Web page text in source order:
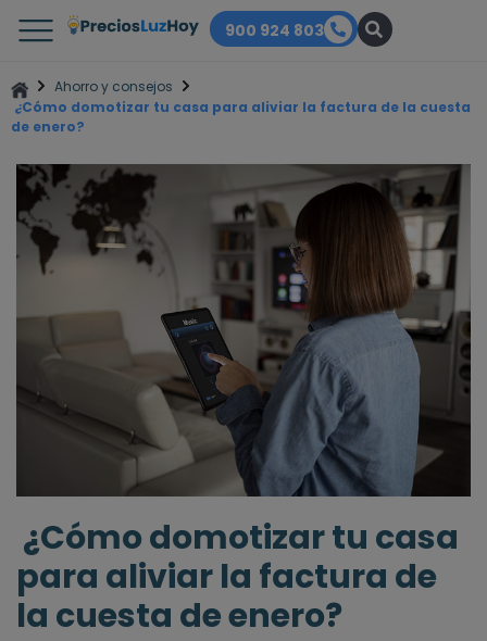
900 924 803
Ahorro y consejos
¿Cómo domotizar tu casa para aliviar la factura de la cuesta
de enero?
¿Cómo domotizar tu casa
para aliviar la factura de
la cuesta de enero?